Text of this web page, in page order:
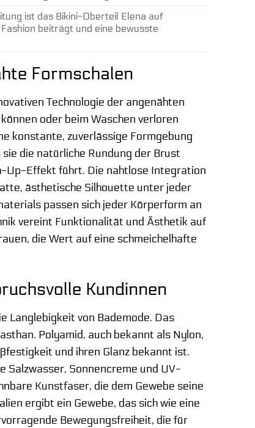
ist das Bikini-Oberteil Elena auf
beiträgt und eine bewusste
Formschalen
Technologie der angenähten
oder beim Waschen verloren
konstante, zuverlässige Formgebung
die natürliche Rundung der Brust
Up-Effekt führt. Die nahtlose Integration
ästhetische Silhouette unter jeder
passen sich jeder Körperform an
vereint Funktionalität und Ästhetik auf
die Wert auf eine schmeichelhafte
Kundinnen
Langlebigkeit von Bademode. Das
Polyamid, auch bekannt als Nylon,
und ihren Glanz bekannt ist.
Salzwasser, Sonnencreme und UV-
Kunstfaser, die dem Gewebe seine
ergibt ein Gewebe, das sich wie eine
Bewegungsfreiheit, die für